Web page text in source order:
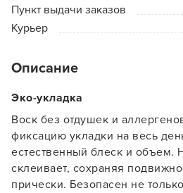
Пункт выдачи заказов
Курьер
Описание
Эко-укладка
Воск без отдушек и
фиксацию укладки на весь
естественный блеск и объем.
склеивает, сохраняя
прически. Безопасен не